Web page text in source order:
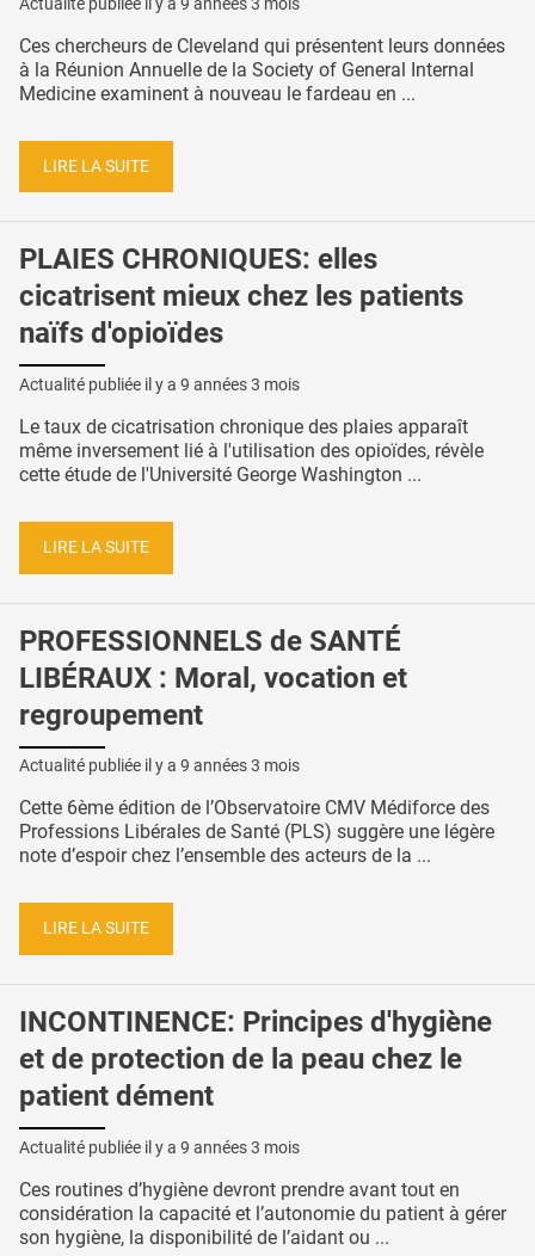
Ces chercheurs de Cleveland qui présentent leurs données
à la Réunion Annuelle de la Society of General Internal
Medicine examinent à nouveau le fardeau en ...
LIRE LA SUITE
PLAIES CHRONIQUES: elles
cicatrisent mieux chez les patients
naïfs d'opioïdes
Actualité publiée il y a 9 années 3 mois
Le taux de cicatrisation chronique des plaies apparaît
même inversement lié à l'utilisation des opioïdes, révèle
cette étude de l'Université George Washington ...
LIRE LA SUITE
PROFESSIONNELS de SANTÉ
LIBÉRAUX : Moral, vocation et
regroupement
Actualité publiée il y a 9 années 3 mois
Cette 6ème édition de l’Observatoire CMV Médiforce des
Professions Libérales de Santé (PLS) suggère une légère
note d’espoir chez l’ensemble des acteurs de la ...
LIRE LA SUITE
INCONTINENCE: Principes d'hygiène
et de protection de la peau chez le
patient dément
Actualité publiée il y a 9 années 3 mois
Ces routines d’hygiène devront prendre avant tout en
considération la capacité et l’autonomie du patient à gérer
son hygiène, la disponibilité de l’aidant ou ...